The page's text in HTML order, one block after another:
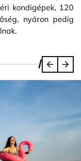
kondigépek, 120
nyáron pedig
/